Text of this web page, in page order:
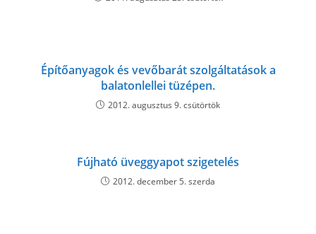
Építőanyagok és vevőbarát szolgáltatások a
balatonlellei tüzépen.
2012. augusztus 9. csütörtök
Fújható üveggyapot szigetelés
2012. december 5. szerda